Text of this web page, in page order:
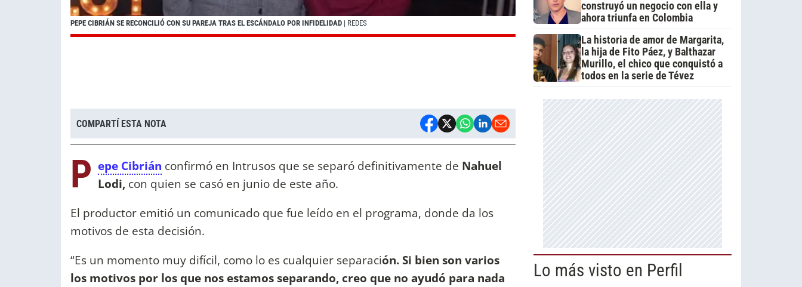
PEPE CIBRIÁN SE RECONCILIÓ CON SU PAREJA TRAS EL ESCÁNDALO POR INFIDELIDAD | REDES
COMPARTÍ ESTA NOTA
P epe Cibrián confirmó en Intrusos que se separó definitivamente de Nahuel
Lodi, con quien se casó en junio de este año.
El productor emitió un comunicado que fue leído en el programa, donde da los
motivos de esta decisión.
“Es un momento muy difícil, como lo es cualquier separación. Si bien son varios
los motivos por los que nos estamos separando, creo que no ayudó para nada
construyó un negocio con ella y
ahora triunfa en Colombia
La historia de amor de Margarita,
la hija de Fito Páez, y Balthazar
Murillo, el chico que conquistó a
todos en la serie de Tévez
Lo más visto en Perfil